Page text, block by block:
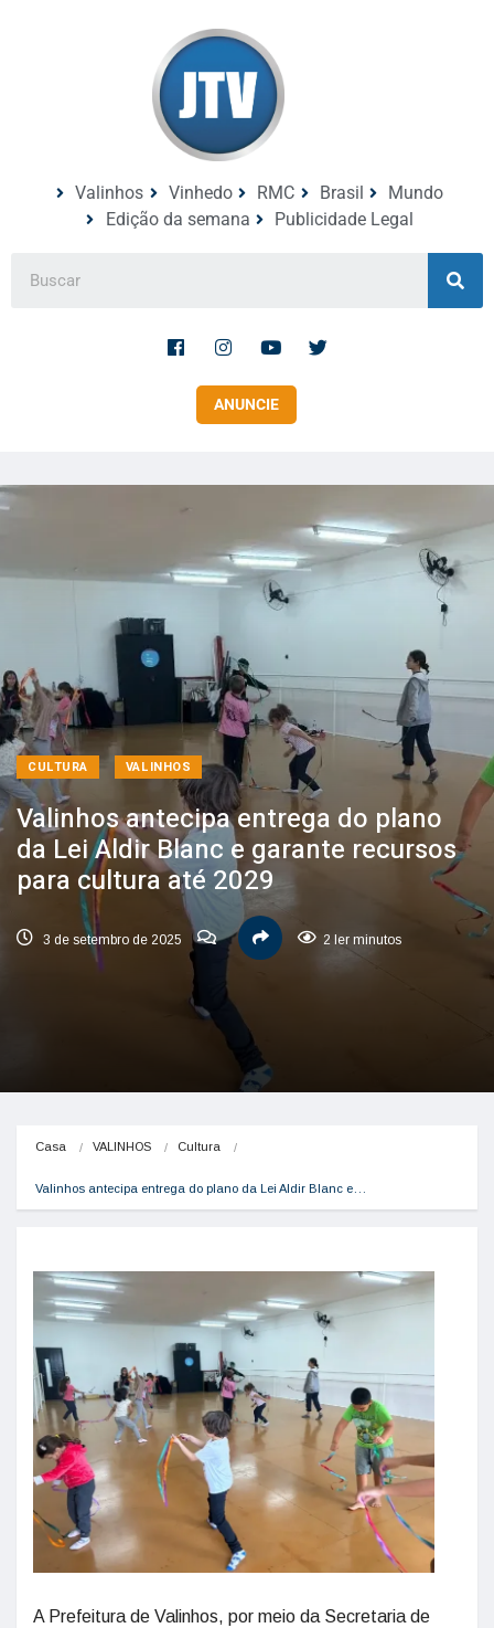
Valinhos Vinhedo RMC Brasil
Mundo
Edição da semana
Publicidade Legal
ANUNCIE
CULTURA VALINHOS
Valinhos antecipa entrega do plano
da Lei Aldir Blanc e garante recursos
para cultura até 2029
3 de setembro de 2025 2 ler minutos
Casa VALINHOS Cultura
Valinhos antecipa entrega do plano da Lei Aldir Blanc e…
A Prefeitura de Valinhos, por meio da Secretaria de